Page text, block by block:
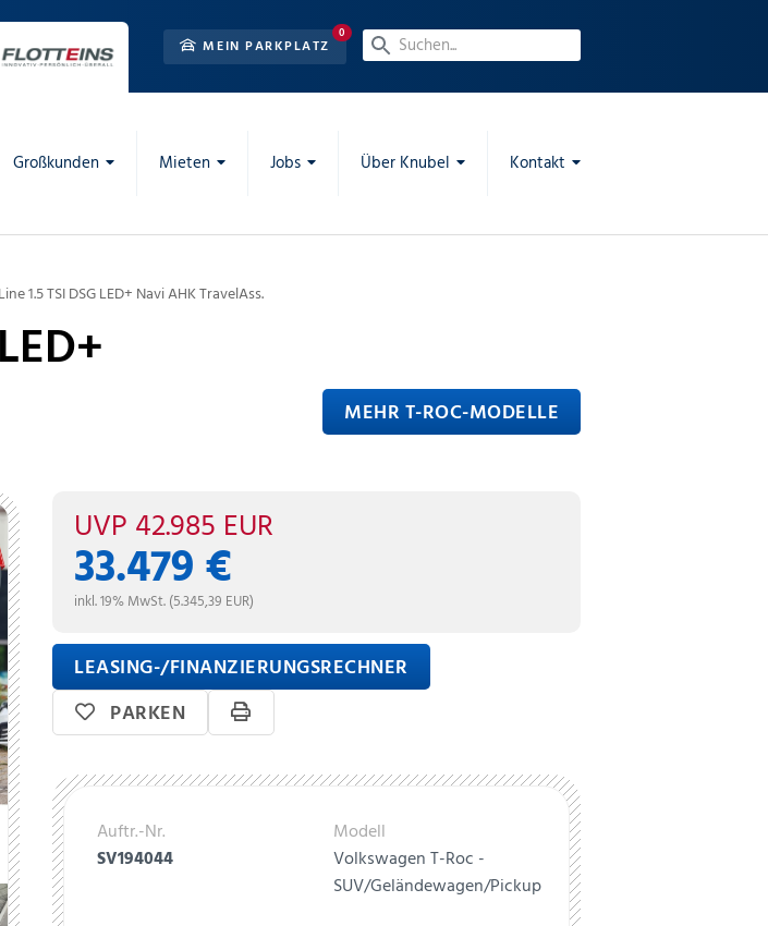
MEIN PARKPLATZ
0
Großkunden Mieten Jobs Über Knubel Kontakt
1.5 TSI DSG LED+ Navi AHK TravelAss.
MEHR T-ROC-MODELLE
UVP 42.985 EUR
33.479 €
inkl. 19% MwSt. (5.345,39 EUR)
LEASING-/FINANZIERUNGSRECHNER
PARKEN
Auftr.-Nr.
SV194044
Modell
Volkswagen T-Roc -
SUV/Geländewagen/Pickup